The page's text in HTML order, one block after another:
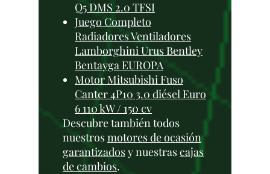
Q5 DMS 2.0 TFSI
Juego Completo
Radiadores Ventiladores
Lamborghini Urus Bentley
Bentayga EUROPA
Motor Mitsubishi Fuso
Canter 4P10 3.0 diésel Euro
6 110 kW / 150 cv
Descubre también todos
nuestrosmotores de ocasión
garantizadosy nuestrascajas
de cambios.